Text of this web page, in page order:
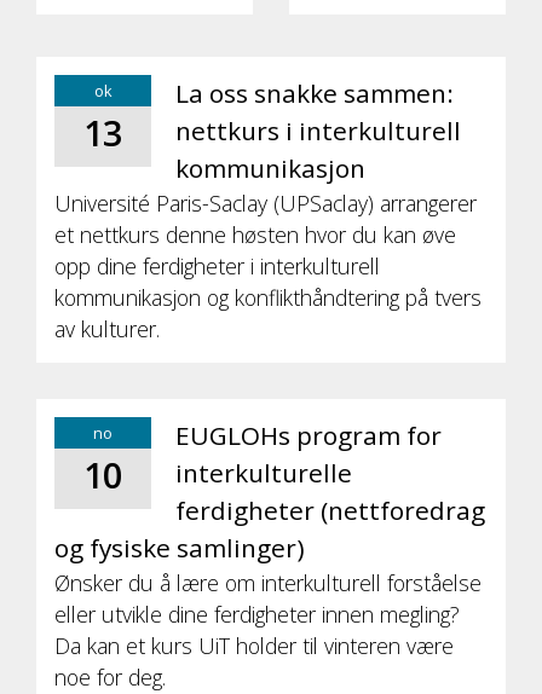
ok
13
La oss snakke sammen:
nettkurs i interkulturell
kommunikasjon
Université Paris-Saclay (UPSaclay) arrangerer
et nettkurs denne høsten hvor du kan øve
opp dine ferdigheter i interkulturell
kommunikasjon og konflikthåndtering på tvers
av kulturer.
no
10
EUGLOHs program for
interkulturelle
ferdigheter (nettforedrag
og fysiske samlinger)
Ønsker du å lære om interkulturell forståelse
eller utvikle dine ferdigheter innen megling?
Da kan et kurs UiT holder til vinteren være
noe for deg.